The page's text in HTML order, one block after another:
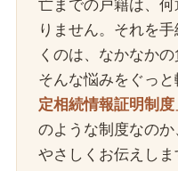
亡までの戸籍は、
りません。それを
くのは、なかなかの
そんな悩みをぐっと
定相続情報証明制度
のような制度なのか
やさしくお伝えしま